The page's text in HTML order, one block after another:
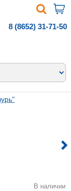
8 (8652) 31-71-50
В наличии